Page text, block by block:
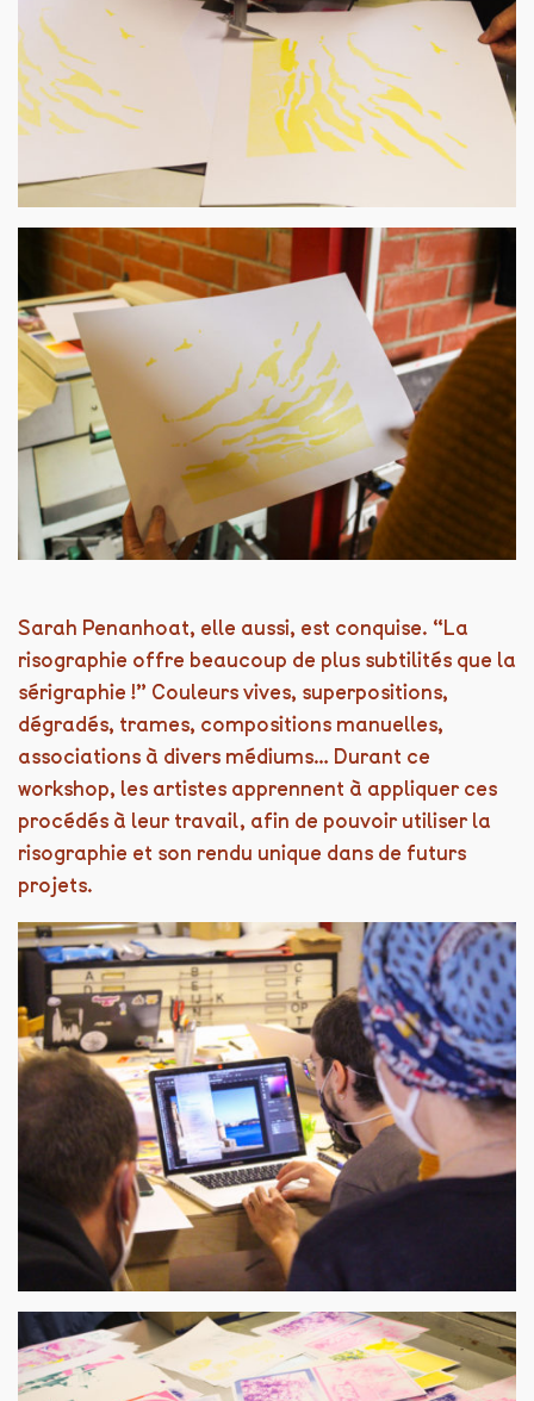
Sarah Penanhoat, elle aussi, est conquise. “La
risographie offre beaucoup de plus subtilités que la
sérigraphie !” Couleurs vives, superpositions,
dégradés, trames, compositions manuelles,
associations à divers médiums… Durant ce
workshop, les artistes apprennent à appliquer ces
procédés à leur travail, afin de pouvoir utiliser la
risographie et son rendu unique dans de futurs
projets.